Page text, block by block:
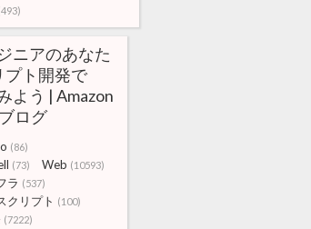
ニアのあなた
プト開発で
よう | Amazon
ログ
(86)
(73) Web (10593)
ラ (537)
クリプト (100)
(7222)